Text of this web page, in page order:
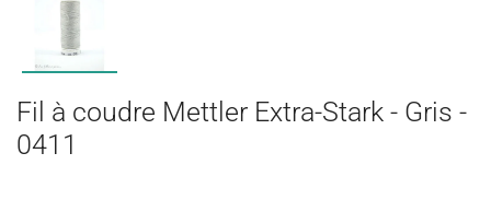
Fil à coudre Mettler Extra-Stark - Gris -
0411